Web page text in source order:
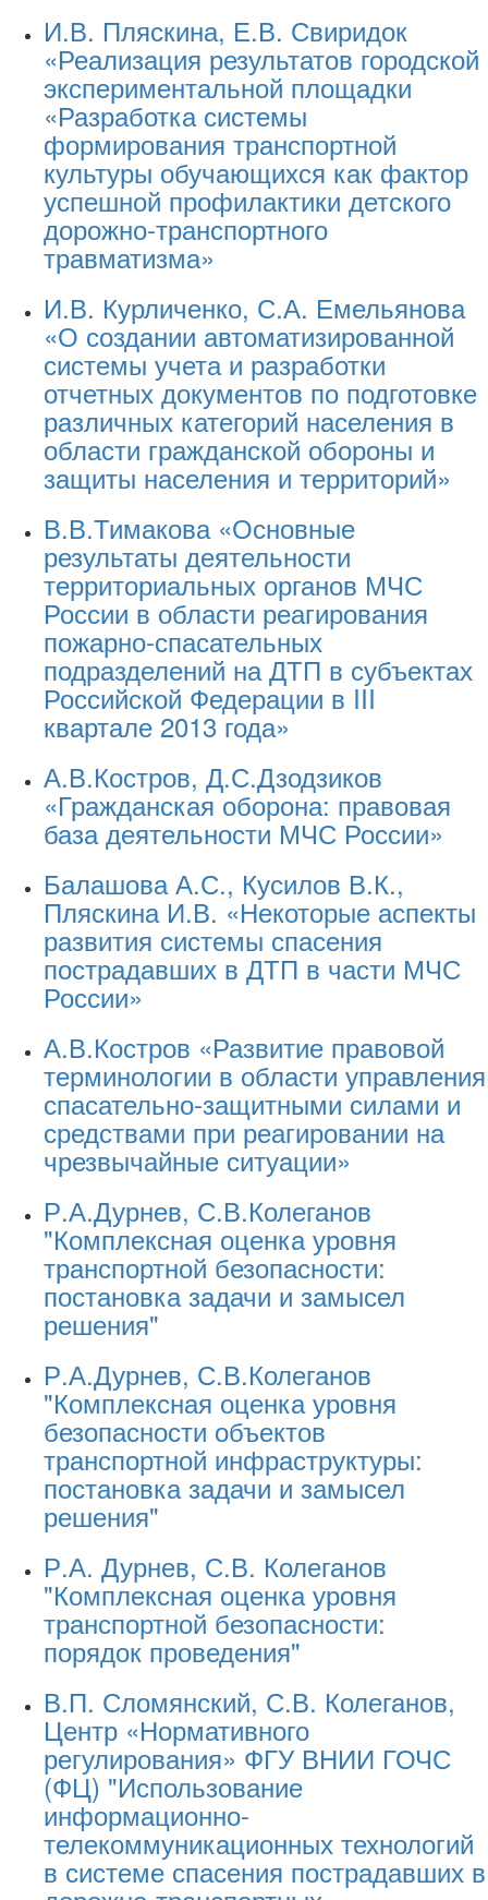
И.В. Пляскина, Е.В. Свиридок
«Реализация результатов городской
экспериментальной площадки
«Разработка системы
формирования транспортной
культуры обучающихся как фактор
успешной профилактики детского
дорожно-транспортного
травматизма»
И.В. Курличенко, С.А. Емельянова
«О создании автоматизированной
системы учета и разработки
отчетных документов по подготовке
различных категорий населения в
области гражданской обороны и
защиты населения и территорий»
В.В.Тимакова «Основные
результаты деятельности
территориальных органов МЧС
России в области реагирования
пожарно-спасательных
подразделений на ДТП в субъектах
Российской Федерации в III
квартале 2013 года»
А.В.Костров, Д.С.Дзодзиков
«Гражданская оборона: правовая
база деятельности МЧС России»
Балашова А.С., Кусилов В.К.,
Пляскина И.В. «Некоторые аспекты
развития системы спасения
пострадавших в ДТП в части МЧС
России»
А.В.Костров «Развитие правовой
терминологии в области управления
спасательно-защитными силами и
средствами при реагировании на
чрезвычайные ситуации»
Р.А.Дурнев, С.В.Колеганов
"Комплексная оценка уровня
транспортной безопасности:
постановка задачи и замысел
решения"
Р.А.Дурнев, С.В.Колеганов
"Комплексная оценка уровня
безопасности объектов
транспортной инфраструктуры:
постановка задачи и замысел
решения"
Р.А. Дурнев, С.В. Колеганов
"Комплексная оценка уровня
транспортной безопасности:
порядок проведения"
В.П. Сломянский, С.В. Колеганов,
Центр «Нормативного
регулирования» ФГУ ВНИИ ГОЧС
(ФЦ) "Использование
информационно-
телекоммуникационных технологий
в системе спасения пострадавших в